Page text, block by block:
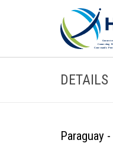
DETAILS
Paraguay